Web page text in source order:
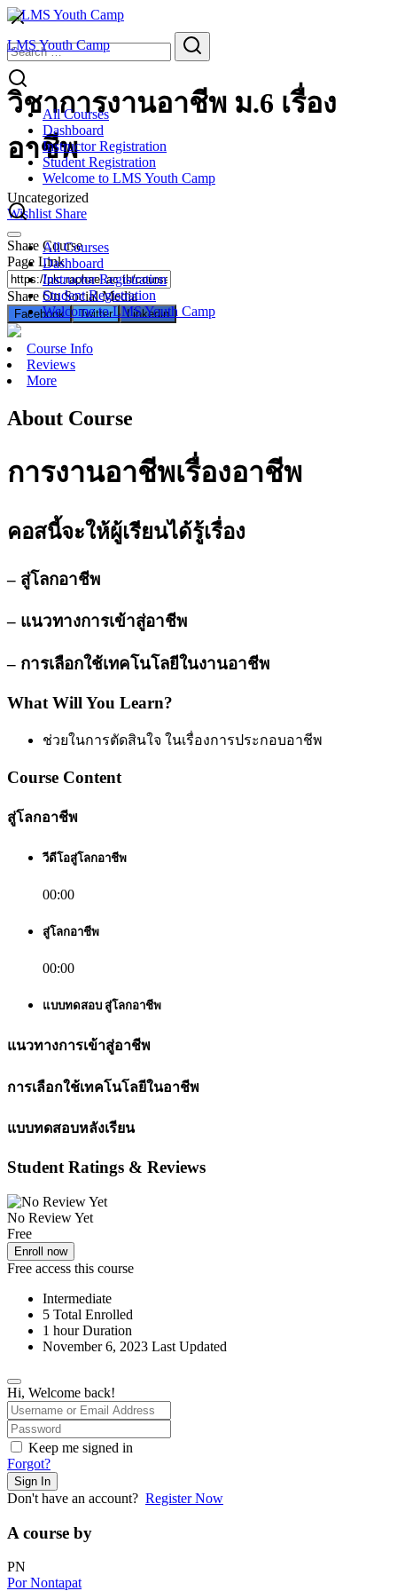
Skip
content
LMS Youth Camp
All Courses
Dashboard
Instructor Registration
Student Registration
Welcome to LMS Youth Camp
All Courses
Dashboard
Instructor Registration
Student Registration
Welcome to LMS Youth Camp
Search
for:
วิชาการงานอาชีพ ม.6 เรื่อง
อาชีพ
Uncategorized
Wishlist Share
Share Course
Page Link
Share On Social Media
Facebook Twitter Linkedin
Course Info
Reviews
More
About Course
การงานอาชีพเรื่องอาชีพ
คอสนี้จะให้ผู้เรียนได้รู้เรื่อง
– สู่โลกอาชีพ
– แนวทางการเข้าสู่อาชีพ
– การเลือกใช้เทคโนโลยีในงานอาชีพ
What Will You Learn?
ช่วยในการตัดสินใจ ในเรื่องการประกอบอาชีพ
Course Content
สู่โลกอาชีพ
วีดีโอสู่โลกอาชีพ
00:00
สู่โลกอาชีพ
00:00
แบบทดสอบ สู่โลกอาชีพ
แนวทางการเข้าสู่อาชีพ
การเลือกใช้เทคโนโลยีในอาชีพ
แบบทดสอบหลังเรียน
Student Ratings & Reviews
No Review Yet
Free
Enroll now
Free access this course
Intermediate
5 Total Enrolled
1 hourDuration
November 6, 2023 Last Updated
Hi, Welcome back!
Keep me signed in
Forgot?
Sign In
Don't have an account? Register Now
A course by
PN
Por Nontapat